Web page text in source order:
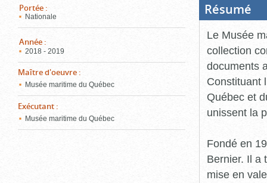
Portée :
Nationale
Année :
2018 - 2019
Maître d'oeuvre :
Musée maritime du Québec
Exécutant :
Musée maritime du Québec
Résumé
Le Musée
collection
documents
Constituant
Québec et
unissent la
Fondé en
Bernier. Il a
mise en